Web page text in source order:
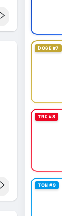
DOGE #7
TRX #8
TON #9